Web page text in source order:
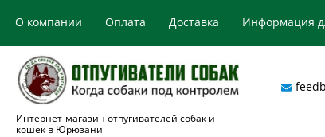
О компании Оплата Доставка Информация
Интернет-магазин отпугивателей собак и
кошек в Юрюзани